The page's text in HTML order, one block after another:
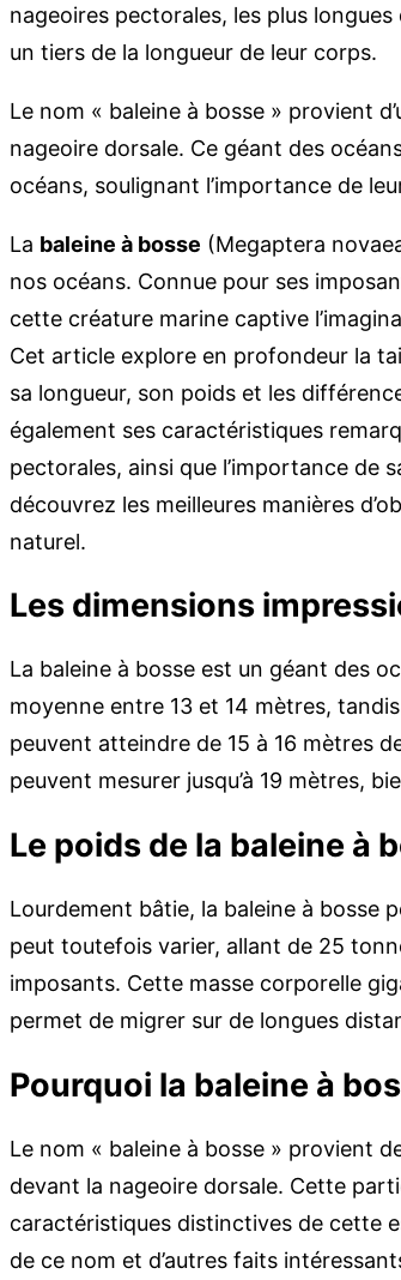
nageoires pectorales, les plus
un tiers de la longueur de leur corps.
Le nom « baleine à bosse » provient
nageoire dorsale. Ce géant des
océans, soulignant l’importance de
La baleine à bosse (Megaptera
nos océans. Connue pour ses
cette créature marine captive
Cet article explore en profondeur la
sa longueur, son poids et les
également ses caractéristiques
pectorales, ainsi que l’importance de
découvrez les meilleures manières
naturel.
Les dimensions
La baleine à bosse est un géant des
moyenne entre 13 et 14 mètres,
peuvent atteindre de 15 à 16 mètres
peuvent mesurer jusqu’à 19 mètres,
Le poids de la baleine à
Lourdement bâtie, la baleine à bosse
peut toutefois varier, allant de 25
imposants. Cette masse corporelle
permet de migrer sur de longues
Pourquoi la baleine à
Le nom « baleine à bosse » provient
devant la nageoire dorsale. Cette
caractéristiques distinctives de cette
de ce nom et d’autres faits